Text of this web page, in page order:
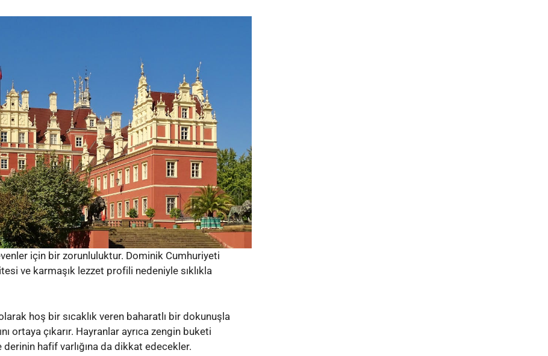
için bir zorunluluktur. Dominik Cumhuriyeti
ve karmaşık lezzet profili nedeniyle sıklıkla
hoş bir sıcaklık veren baharatlı bir dokunuşla
ortaya çıkarır. Hayranlar ayrıca zengin buketi
hafif varlığına da dikkat edecekler.